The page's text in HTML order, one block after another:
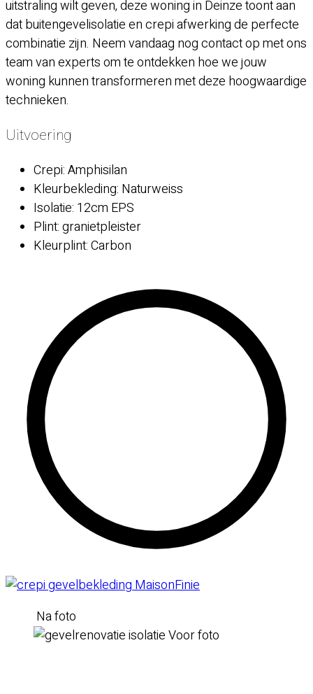
uitstraling wilt geven, deze woning in Deinze toont aan
dat buitengevelisolatie en crepi afwerking de perfecte
combinatie zijn. Neem vandaag nog contact op met ons
team van experts om te ontdekken hoe we jouw
woning kunnen transformeren met deze hoogwaardige
technieken.
Uitvoering
Crepi: Amphisilan
Kleurbekleding: Naturweiss
Isolatie: 12cm EPS
Plint: granietpleister
Kleurplint: Carbon
Na foto
Voor foto